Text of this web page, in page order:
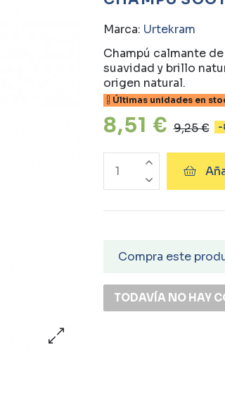
Marca: Urtekram
Champú calmante
suavidad y brillo
origen natural.
Últimas unidades en
8,51 € 9,25 € -
Compra este
TODAVÍA NO HAY